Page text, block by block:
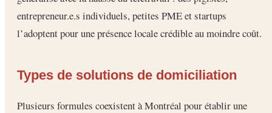
entrepreneur.e.s individuels, petites PME et startups
l’adoptent pour une présence locale crédible au moindre coût.
Types de solutions de domiciliation
Plusieurs formules coexistent à Montréal pour établir une